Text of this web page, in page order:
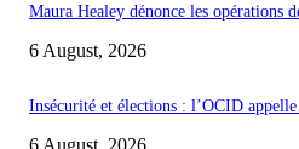
Maura Healey dénonce les opérations
6 August, 2026
Insécurité et élections : l’OCID
6 August, 2026